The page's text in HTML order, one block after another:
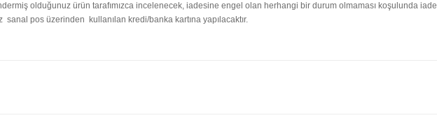
olduğunuz ürün tarafımızca incelenecek, iadesine engel olan herhangi bir durum olmaması koşulunda iade
sanal pos üzerinden kullanılan kredi/banka kartına yapılacaktır.